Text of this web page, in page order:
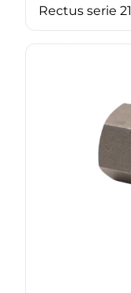
Rectus serie 21